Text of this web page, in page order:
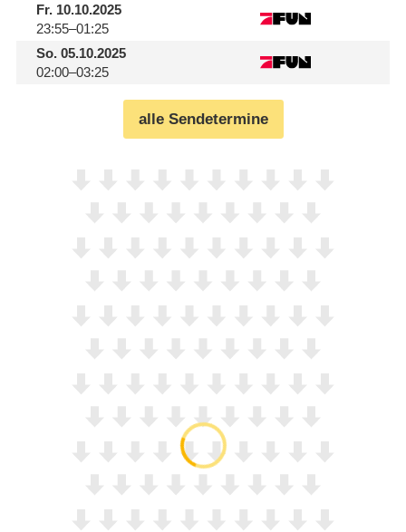
Fr.10.10.2025
23:55–01:25
So.05.10.2025
02:00–03:25
alle Sendetermine